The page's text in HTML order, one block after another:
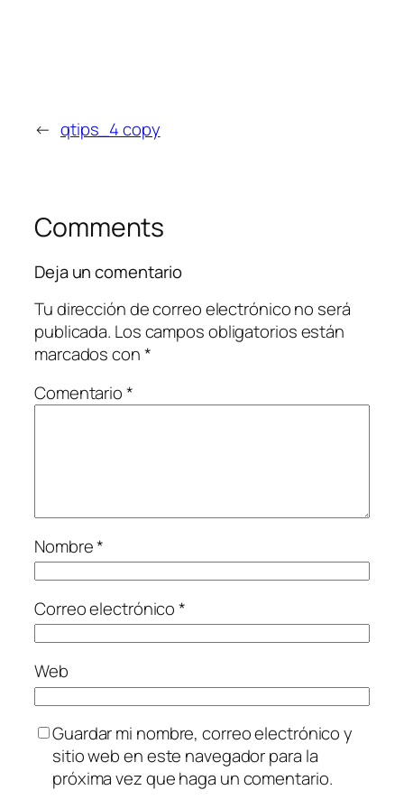
← qtips_4 copy
Comments
Deja un comentario
Tu dirección de correo electrónico no será
publicada. Los campos obligatorios están
marcados con*
Comentario*
Nombre*
Correo electrónico*
Web
Guardar mi nombre, correo electrónico y
sitio web en este navegador para la
próxima vez que haga un comentario.